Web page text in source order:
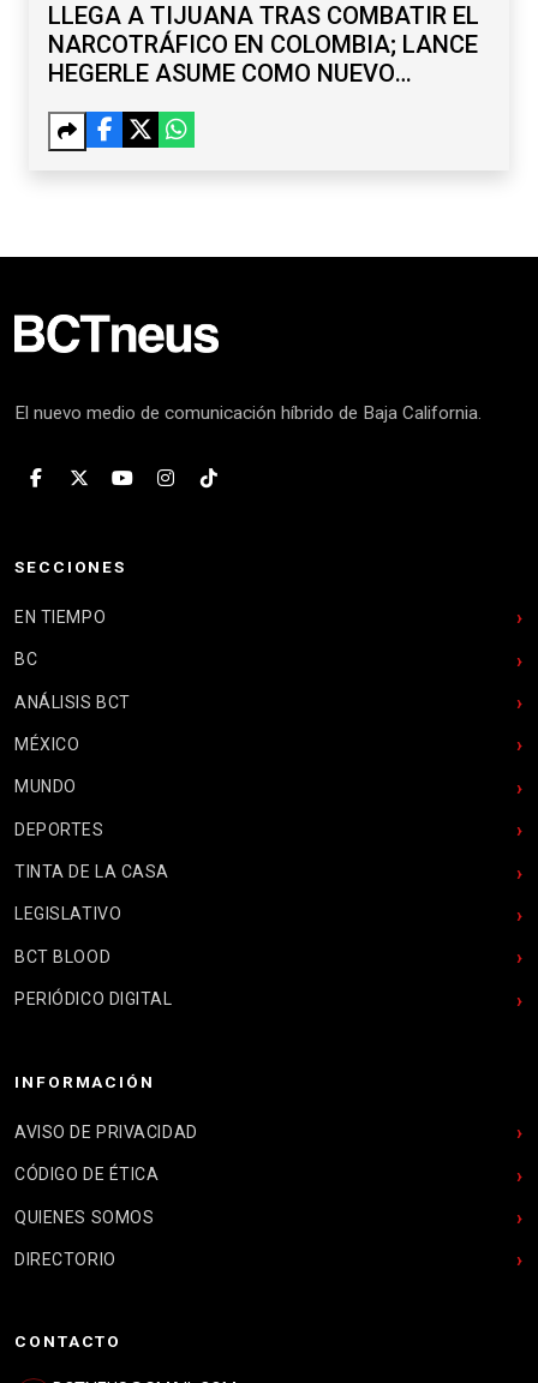
LLEGA A TIJUANA TRAS COMBATIR EL
NARCOTRÁFICO EN COLOMBIA; LANCE
HEGERLE ASUME COMO NUEVO
El nuevo medio de comunicación híbrido de Baja California.
SECCIONES
EN TIEMPO
BC
ANÁLISIS BCT
MÉXICO
MUNDO
DEPORTES
TINTA DE LA CASA
LEGISLATIVO
BCT BLOOD
PERIÓDICO DIGITAL
INFORMACIÓN
AVISO DE PRIVACIDAD
CÓDIGO DE ÉTICA
QUIENES SOMOS
DIRECTORIO
CONTACTO